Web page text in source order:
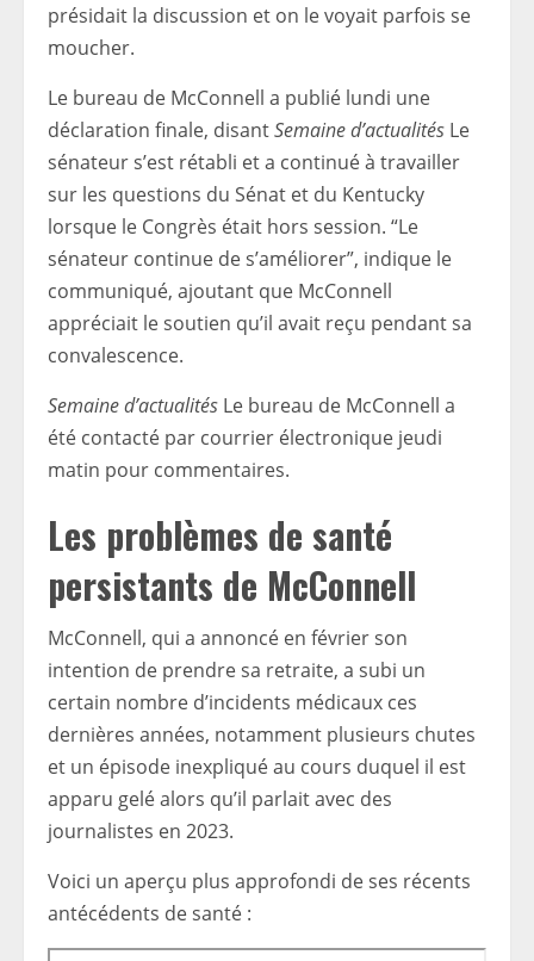
présidait la discussion et on le voyait parfois se
moucher.
Le bureau de McConnell a publié lundi une
déclaration finale, disantSemaine d’actualités Le
sénateur s’est rétabli et a continué à travailler
sur les questions du Sénat et du Kentucky
lorsque le Congrès était hors session. “Le
sénateur continue de s’améliorer”, indique le
communiqué, ajoutant que McConnell
appréciait le soutien qu’il avait reçu pendant sa
convalescence.
Semaine d’actualités Le bureau de McConnell a
été contacté par courrier électronique jeudi
matin pour commentaires.
Les problèmes de santé
persistants de McConnell
McConnell, qui a annoncé en février son
intention de prendre sa retraite, a subi un
certain nombre d’incidents médicaux ces
dernières années, notamment plusieurs chutes
et un épisode inexpliqué au cours duquel il est
apparu gelé alors qu’il parlait avec des
journalistes en 2023.
Voici un aperçu plus approfondi de ses récents
antécédents de santé :